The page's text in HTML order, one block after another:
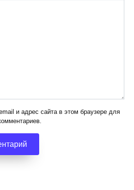
и адрес сайта в этом браузере для